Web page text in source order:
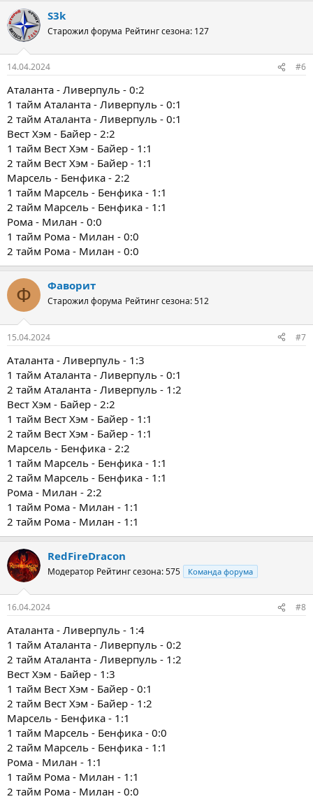
S3k
Старожил форума Рейтинг сезона: 127
14.04.2024 #6
Аталанта - Ливерпуль - 0:2
1 тайм Аталанта - Ливерпуль - 0:1
2 тайм Аталанта - Ливерпуль - 0:1
Вест Хэм - Байер - 2:2
1 тайм Вест Хэм - Байер - 1:1
2 тайм Вест Хэм - Байер - 1:1
Марсель - Бенфика - 2:2
1 тайм Марсель - Бенфика - 1:1
2 тайм Марсель - Бенфика - 1:1
Рома - Милан - 0:0
1 тайм Рома - Милан - 0:0
2 тайм Рома - Милан - 0:0
Ф Фаворит
Старожил форума Рейтинг сезона: 512
15.04.2024 #7
Аталанта - Ливерпуль - 1:3
1 тайм Аталанта - Ливерпуль - 0:1
2 тайм Аталанта - Ливерпуль - 1:2
Вест Хэм - Байер - 2:2
1 тайм Вест Хэм - Байер - 1:1
2 тайм Вест Хэм - Байер - 1:1
Марсель - Бенфика - 2:2
1 тайм Марсель - Бенфика - 1:1
2 тайм Марсель - Бенфика - 1:1
Рома - Милан - 2:2
1 тайм Рома - Милан - 1:1
2 тайм Рома - Милан - 1:1
RedFireDracon
Модератор Рейтинг сезона: 575 Команда форума
16.04.2024 #8
Аталанта - Ливерпуль - 1:4
1 тайм Аталанта - Ливерпуль - 0:2
2 тайм Аталанта - Ливерпуль - 1:2
Вест Хэм - Байер - 1:3
1 тайм Вест Хэм - Байер - 0:1
2 тайм Вест Хэм - Байер - 1:2
Марсель - Бенфика - 1:1
1 тайм Марсель - Бенфика - 0:0
2 тайм Марсель - Бенфика - 1:1
Рома - Милан - 1:1
1 тайм Рома - Милан - 1:1
2 тайм Рома - Милан - 0:0